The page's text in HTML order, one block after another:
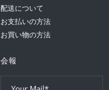
配送について
お支払いの方法
お買い物の方法
会報